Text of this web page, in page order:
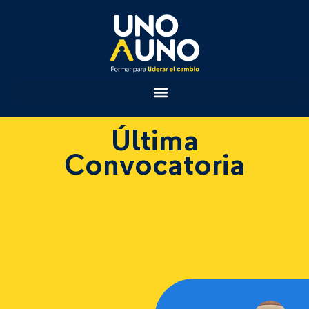
Última
Convocatoria